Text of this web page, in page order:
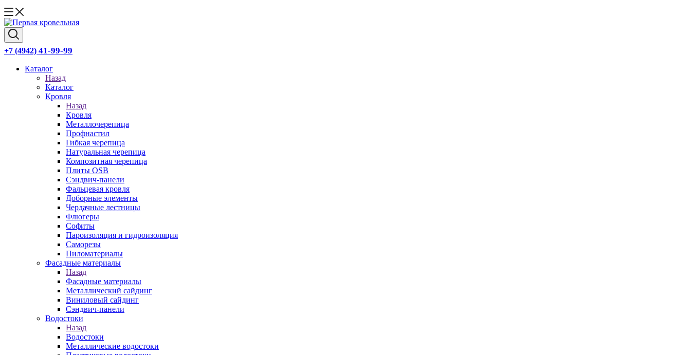
+7 (4942) 41-99-99
Каталог
Назад
Каталог
Кровля
Назад
Кровля
Металлочерепица
Профнастил
Гибкая черепица
Натуральная черепица
Композитная черепица
Плиты OSB
Сэндвич-панели
Фальцевая кровля
Доборные элементы
Чердачные лестницы
Флюгеры
Софиты
Пароизоляция и гидроизоляция
Саморезы
Пиломатериалы
Фасадные материалы
Назад
Фасадные материалы
Металлический сайдинг
Виниловый сайдинг
Сэндвич-панели
Водостоки
Назад
Водостоки
Металлические водостоки